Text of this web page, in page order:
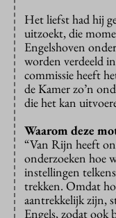
Het liefst had hij
uitzoekt, die
Engelshoven
worden verdeeld
commissie heeft
de Kamer zo’n
die het kan
Waarom deze
“Van Rijn heeft
onderzoeken hoe
instellingen
trekken. Omdat
aantrekkelijk zijn,
Engels, zodat ook